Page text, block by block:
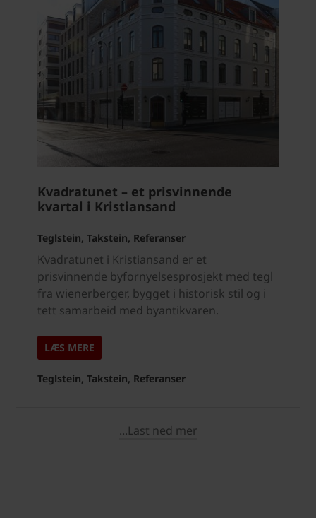
Kvadratunet – et prisvinnende
kvartal i Kristiansand
Teglstein, Takstein, Referanser
Kvadratunet i Kristiansand er et
prisvinnende byfornyelsesprosjekt med tegl
fra wienerberger, bygget i historisk stil og i
tett samarbeid med byantikvaren.
LÆS MERE
Teglstein, Takstein, Referanser
...Last ned mer